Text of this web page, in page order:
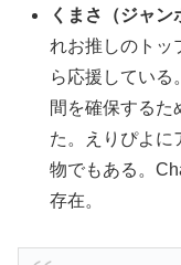
くまさ（ジャン
れお推しのトッ
ら応援している
間を確保するた
た。えりぴよに
物でもある。
存在。